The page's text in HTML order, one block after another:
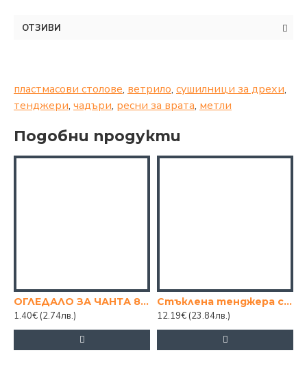
ОТЗИВИ
пластмасови столове, ветрило, сушилници за дрехи,
тенджери, чадъри, ресни за врата, метли
Подобни продукти
ОГЛЕДАЛО ЗА ЧАНТА 8/6
1.40€ (2.74лв.)
Стъклена тенджера с капак 2.8 Borcam
12.19€ (23.84лв.)